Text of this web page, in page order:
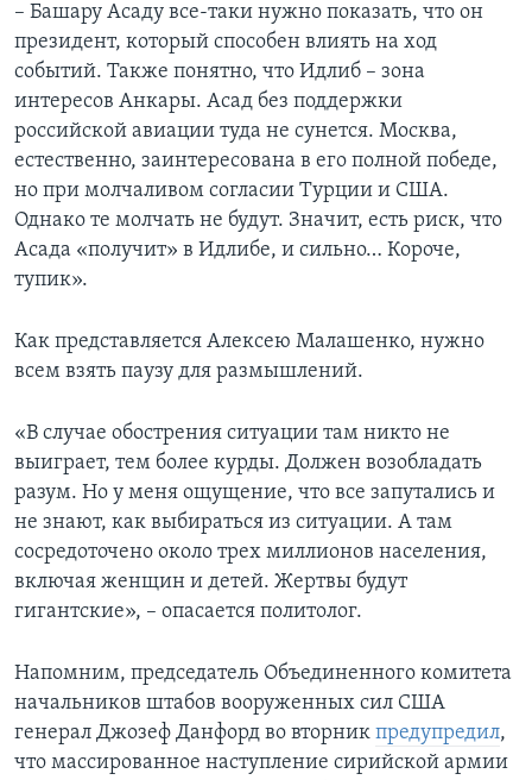
– Башару Асаду все-таки нужно показать, что он
президент, который способен влиять на ход
событий. Также понятно, что Идлиб – зона
интересов Анкары. Асад без поддержки
российской авиации туда не сунется. Москва,
естественно, заинтересована в его полной победе,
но при молчаливом согласии Турции и США.
Однако те молчать не будут. Значит, есть риск, что
Асада «получит» в Идлибе, и сильно… Короче,
тупик».
Как представляется Алексею Малашенко, нужно
всем взять паузу для размышлений.
«В случае обострения ситуации там никто не
выиграет, тем более курды. Должен возобладать
разум. Но у меня ощущение, что все запутались и
не знают, как выбираться из ситуации. А там
сосредоточено около трех миллионов населения,
включая женщин и детей. Жертвы будут
гигантские», – опасается политолог.
Напомним, председатель Объединенного комитета
начальников штабов вооруженных сил США
генерал Джозеф Данфорд во вторник предупредил,
что массированное наступление сирийской армии